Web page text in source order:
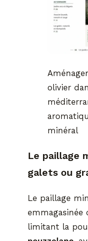
olivier
minéral
Le paillage
galets ou
Le paillage
limitant la